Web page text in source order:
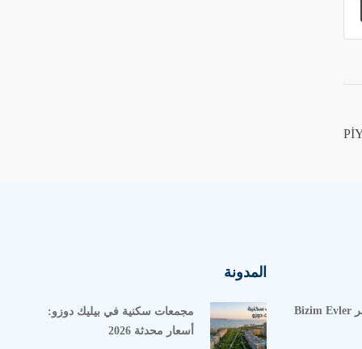
مشروع بيزيم ايفلر Bizim Evler
المدونة
مجمعات سكنية في بيليك دوزو:
أسعار محدثة 2026